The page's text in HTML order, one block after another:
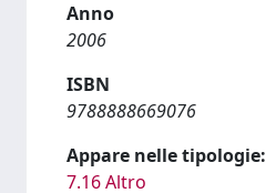
Anno
2006
ISBN
9788888669076
Appare nelle tipologie:
7.16 Altro